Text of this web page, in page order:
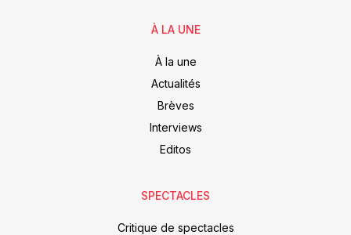
À LA UNE
À la une
Actualités
Brèves
Interviews
Editos
SPECTACLES
Critique de spectacles